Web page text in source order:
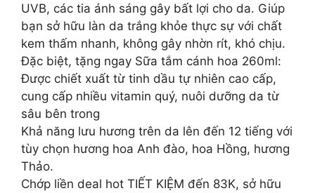
UVB, các tia ánh sáng gây bất lợi cho da. Giúp
bạn sở hữu làn da trắng khỏe thực sự với chất
kem thấm nhanh, không gây nhờn rít, khó chịu.
Đặc biệt, tặng ngay Sữa tắm cánh hoa 260ml:
Được chiết xuất từ tinh dầu tự nhiên cao cấp,
cung cấp nhiều vitamin quý, nuôi dưỡng da từ
sâu bên trong
Khả năng lưu hương trên da lên đến 12 tiếng với
tùy chọn hương hoa Anh đào, hoa Hồng, hương
Thảo.
Chớp liền deal hot TIẾT KIỆM đến 83K, sở hữu